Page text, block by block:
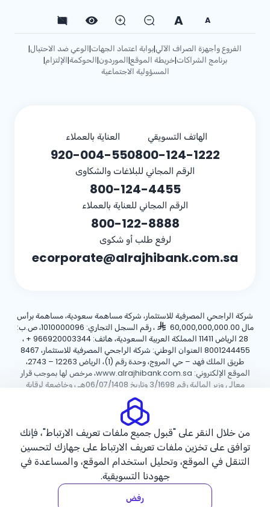
A
A
الفروع وأجهزة الصراف الآلي|بوابة اعتماد الجهات|الوعي ضد الاحتيال|
برنامج الشراكات|خريطة الموقع|الموردون|الحوكمة|الإلتزام|
المسؤولية الاجتماعية
الهاتف التسويقي
800-124-1222
العناية بالعملاء
920-004-550
الرقم المجاني للبلاغات والشكاوى
800-124-4455
الرقم المجاني للعناية بالعملاء
800-122-8888
لرفع طلب أو شكوى
ecorporate@alrajhibank.com.sa
شركة الراجحي المصرفية للاستثمار، شركة مساهمة سعودية، مساهمة برأس
مال 60,000,000,000.00
، رقم السجل التجاري: 1010000096، ص.ب:
28 الرياض 11411 المملكة العربية السعودية، هاتف:
+ 966920003344 ،
8001244455 العنوان الوطني: شركة الراجحي المصرفية للاستثمار، 8467
طريق الملك فهد – حي المروج، وحدة رقم (1)، الرياض 12263 – 2743،
الموقع الإلكتروني: www.alrajhibank.com.sa، مرخص لها بموجب قرار
معالي وزير المالية رقم 3/1698 وتاريخ 06/07/1408هـ ، وخاضعة لرقابة
وإشراف البنك المركزي السعودي.
حقوق الطبع والنشر ©2026 مصرف الراجحي.
سياسة ملفات تعريف الارتباطسياسة الخصوصية الأحكام والشروط
من خلال النقر على "قبول جميع ملفات تعريف الارتباط"، فإنك
توافق على تخزين ملفات تعريف الارتباط على جهازك لتحسين
التنقل في الموقع، وتحليل استخدام الموقع، والمساعدة في
جهودنا التسويقية.
رفض